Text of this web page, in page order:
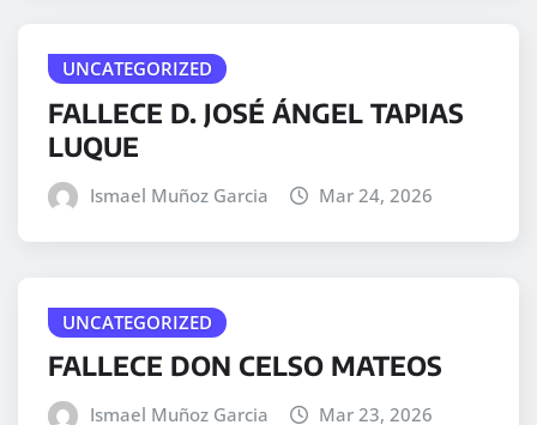
UNCATEGORIZED
FALLECE D. JOSÉ ÁNGEL TAPIAS
LUQUE
Ismael Muñoz Garcia Mar 24, 2026
UNCATEGORIZED
FALLECE DON CELSO MATEOS
Ismael Muñoz Garcia Mar 23, 2026